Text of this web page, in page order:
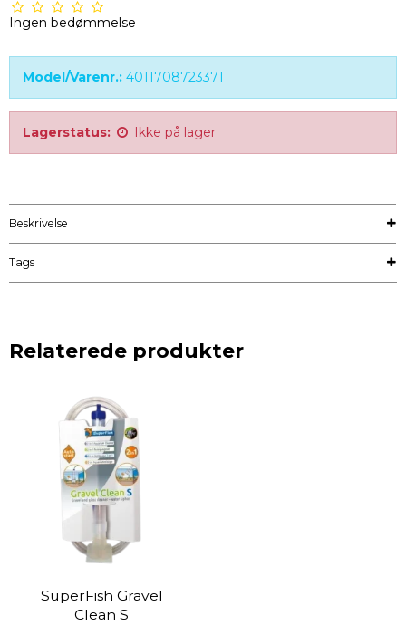
Ingen bedømmelse
Model/Varenr.: 4011708723371
Lagerstatus: Ikke på lager
Beskrivelse
Tags
Relaterede produkter
SuperFish Gravel
Clean S